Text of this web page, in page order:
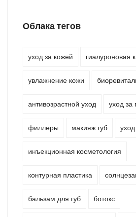
Облака тегов
уход за кожей гиалуроновая
увлажнение кожи
антивозрастной уход уход за
филлеры макияж губ
инъекционная косметология
контурная пластика
бальзам для губ ботокс